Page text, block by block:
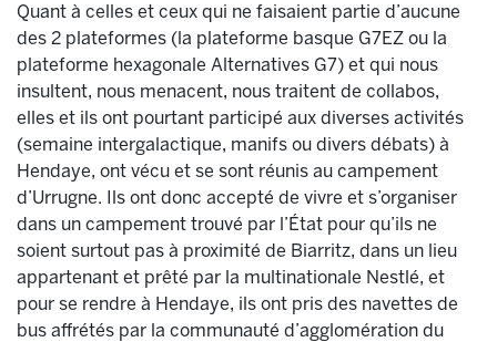
Quant à celles et ceux qui ne faisaient partie d’aucune
des 2 plateformes (la plateforme basque G7EZ ou la
plateforme hexagonale Alternatives G7) et qui nous
insultent, nous menacent, nous traitent de collabos,
elles et ils ont pourtant participé aux diverses activités
(semaine intergalactique, manifs ou divers débats) à
Hendaye, ont vécu et se sont réunis au campement
d’Urrugne. Ils ont donc accepté de vivre et s’organiser
dans un campement trouvé par l’État pour qu’ils ne
soient surtout pas à proximité de Biarritz, dans un lieu
appartenant et prêté par la multinationale Nestlé, et
pour se rendre à Hendaye, ils ont pris des navettes de
bus affrétés par la communauté d’agglomération du